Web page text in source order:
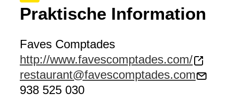
Praktische Information
Faves Comptades
http://www.favescomptades.com/
restaurant@favescomptades.com
938 525 030